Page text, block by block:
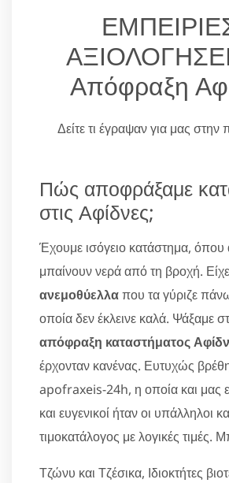
Απόφραξη
Δείτε τι έγραψαν για μας στην
Πώς αποφράξαμε
στις Αφίδνες;
Έχουμε ισόγειο κατάστημα, όπου
μπαίνουν νερά από τη βροχή. Είχε
ανεμοθύελλαπου τα γύριζε
οποία δεν έκλεινε καλά. Ψάξαμε
απόφραξη καταστήματος
έρχονταν κανένας. Ευτυχώς
apofraxeis-24h, η οποία και μας
και ευγενικοί ήταν οι υπάλληλοι
τιμοκατάλογος με λογικές τιμές.
Τζώνυ και Τζέσικα, Ιδιοκτήτες